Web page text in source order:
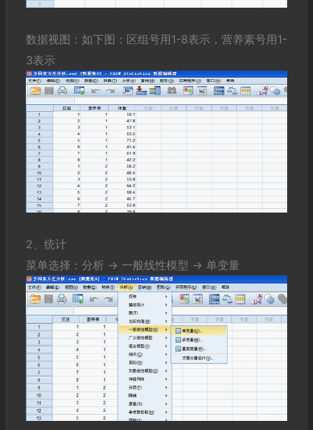
数据视图：如下图：区组号用1-8表示，营养素号用1-
3表示
2、统计
菜单选择：分析 -> 一般线性模型 -> 单变量